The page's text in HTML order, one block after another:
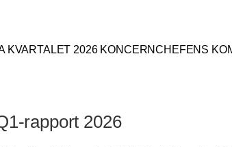
KVARTALET 2026 KONCERNCHEFENS
rapport 2026